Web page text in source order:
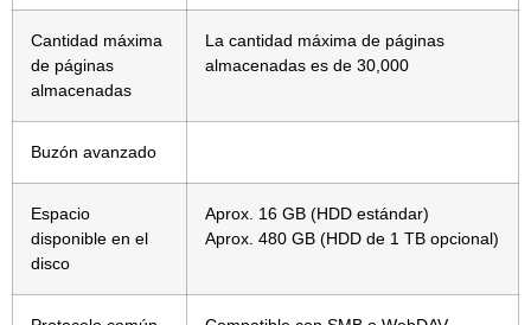
Cantidad máxima
de páginas
almacenadas
La cantidad máxima de páginas
almacenadas es de 30,000
Buzón avanzado
Espacio
disponible en el
disco
Aprox. 16 GB (HDD estándar)
Aprox. 480 GB (HDD de 1 TB opcional)